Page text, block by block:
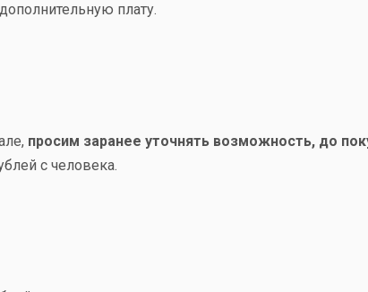
плату.
просим заранее уточнять возможность, до
с человека.